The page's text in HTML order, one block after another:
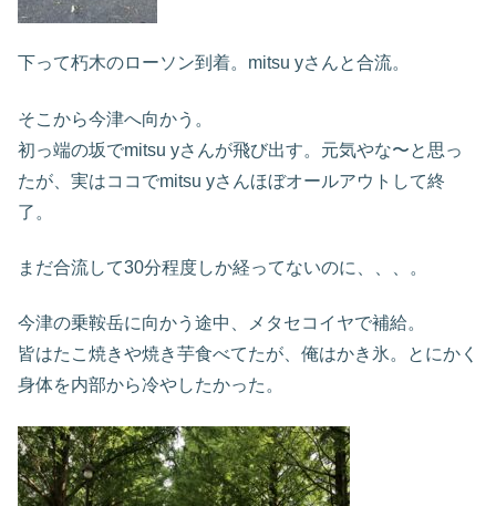
下って朽木のローソン到着。mitsu yさんと合流。
そこから今津へ向かう。
初っ端の坂でmitsu yさんが飛び出す。元気やな〜と思っ
たが、実はココでmitsu yさんほぼオールアウトして終
了。
まだ合流して30分程度しか経ってないのに、、、。
今津の乗鞍岳に向かう途中、メタセコイヤで補給。
皆はたこ焼きや焼き芋食べてたが、俺はかき氷。とにかく
身体を内部から冷やしたかった。